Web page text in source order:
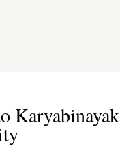
Karyabinayak